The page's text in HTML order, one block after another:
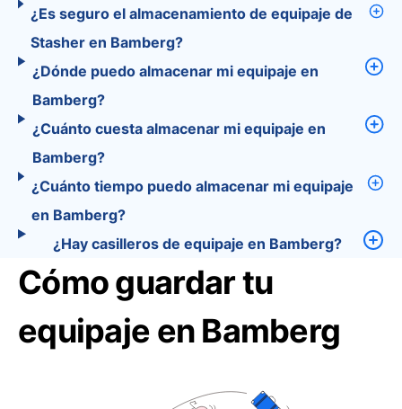
¿Es seguro el almacenamiento de equipaje de
Stasher en Bamberg?
¿Dónde puedo almacenar mi equipaje en
Bamberg?
¿Cuánto cuesta almacenar mi equipaje en
Bamberg?
¿Cuánto tiempo puedo almacenar mi equipaje
en Bamberg?
¿Hay casilleros de equipaje en Bamberg?
Cómo guardar tu
equipaje en Bamberg